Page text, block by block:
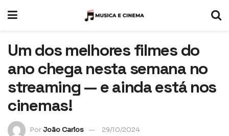
Um dos melhores filmes do
ano chega nesta semana no
streaming — e ainda está nos
cinemas!
PorJoão Carlos 29/10/2024